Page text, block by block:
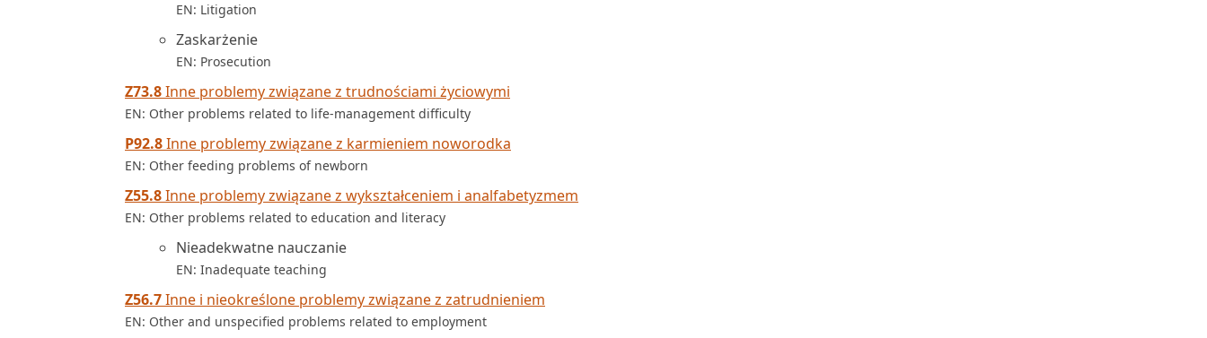
EN: Litigation
Zaskarżenie
EN: Prosecution
Z73.8Inne problemy związane z trudnościami życiowymi
EN: Other problems related to life-management difficulty
P92.8Inne problemy związane z karmieniem noworodka
EN: Other feeding problems of newborn
Z55.8Inne problemy związane z wykształceniem i analfabetyzmem
EN: Other problems related to education and literacy
Nieadekwatne nauczanie
EN: Inadequate teaching
Z56.7Inne i nieokreślone problemy związane z zatrudnieniem
EN: Other and unspecified problems related to employment